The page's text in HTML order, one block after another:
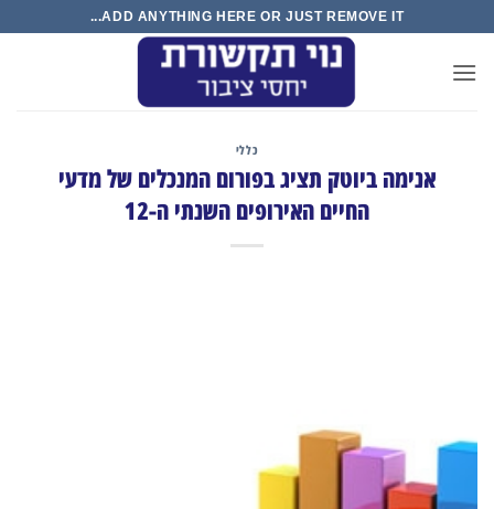
content
ADD ANYTHING HERE OR JUST REMOVE IT...
כללי
אנימה ביוטק תציג בפורום המנכלים של מדעי
החיים האירופים השנתי ה-12